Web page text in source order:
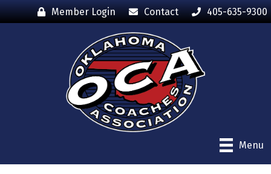
Member Login Contact 405-635-9300
Menu